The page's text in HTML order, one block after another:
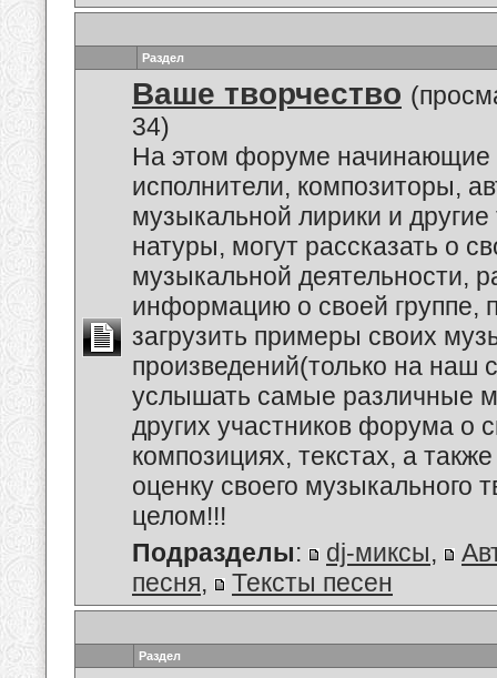
Раздел
Ваше творчество
34)
На этом форуме начинающие
исполнители, композиторы,
музыкальной лирики и другие
натуры, могут рассказать о
музыкальной деятельности,
информацию о своей группе,
загрузить примеры своих
произведений(только на наш
услышать самые различные
других участников форума о
композициях, текстах, а
оценку своего музыкального
целом!!!
Подразделы: dj-миксы,
песня, Тексты песен
Раздел